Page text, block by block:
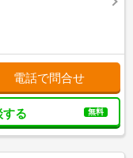
電話で問合せ
する 無料